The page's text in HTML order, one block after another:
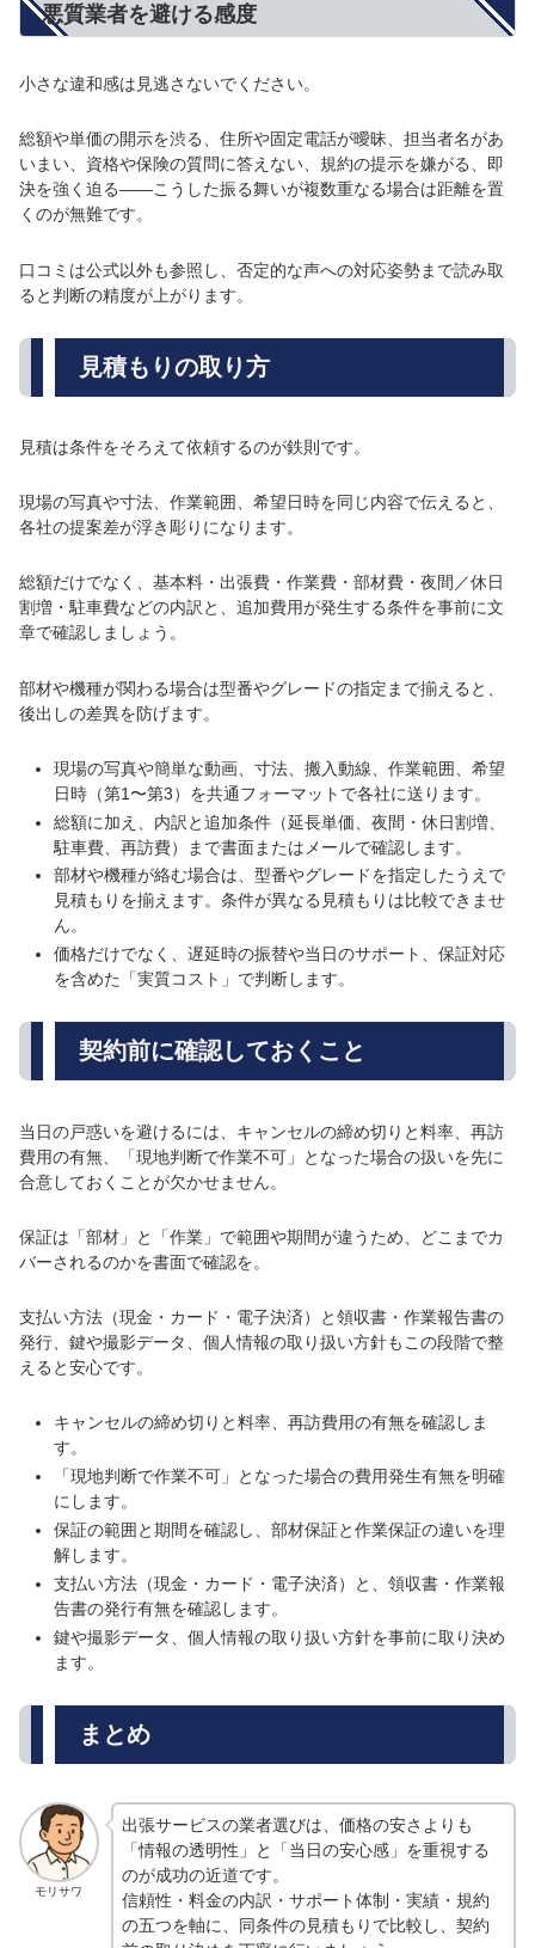
悪質業者を避ける感度
小さな違和感は見逃さないでください。
総額や単価の開示を渋る、住所や固定電話が曖昧、担当者名があ
いまい、資格や保険の質問に答えない、規約の提示を嫌がる、即
決を強く迫る――こうした振る舞いが複数重なる場合は距離を置
くのが無難です。
口コミは公式以外も参照し、否定的な声への対応姿勢まで読み取
ると判断の精度が上がります。
見積もりの取り方
見積は条件をそろえて依頼するのが鉄則です。
現場の写真や寸法、作業範囲、希望日時を同じ内容で伝えると、
各社の提案差が浮き彫りになります。
総額だけでなく、基本料・出張費・作業費・部材費・夜間／休日
割増・駐車費などの内訳と、追加費用が発生する条件を事前に文
章で確認しましょう。
部材や機種が関わる場合は型番やグレードの指定まで揃えると、
後出しの差異を防げます。
現場の写真や簡単な動画、寸法、搬入動線、作業範囲、希望
日時（第1〜第3）を共通フォーマットで各社に送ります。
総額に加え、内訳と追加条件（延長単価、夜間・休日割増、
駐車費、再訪費）まで書面またはメールで確認します。
部材や機種が絡む場合は、型番やグレードを指定したうえで
見積もりを揃えます。条件が異なる見積もりは比較できませ
ん。
価格だけでなく、遅延時の振替や当日のサポート、保証対応
を含めた「実質コスト」で判断します。
契約前に確認しておくこと
当日の戸惑いを避けるには、キャンセルの締め切りと料率、再訪
費用の有無、「現地判断で作業不可」となった場合の扱いを先に
合意しておくことが欠かせません。
保証は「部材」と「作業」で範囲や期間が違うため、どこまでカ
バーされるのかを書面で確認を。
支払い方法（現金・カード・電子決済）と領収書・作業報告書の
発行、鍵や撮影データ、個人情報の取り扱い方針もこの段階で整
えると安心です。
キャンセルの締め切りと料率、再訪費用の有無を確認しま
す。
「現地判断で作業不可」となった場合の費用発生有無を明確
にします。
保証の範囲と期間を確認し、部材保証と作業保証の違いを理
解します。
支払い方法（現金・カード・電子決済）と、領収書・作業報
告書の発行有無を確認します。
鍵や撮影データ、個人情報の取り扱い方針を事前に取り決め
ます。
まとめ
モリサワ
出張サービスの業者選びは、価格の安さよりも
「情報の透明性」と「当日の安心感」を重視する
のが成功の近道です。
信頼性・料金の内訳・サポート体制・実績・規約
の五つを軸に、同条件の見積もりで比較し、契約